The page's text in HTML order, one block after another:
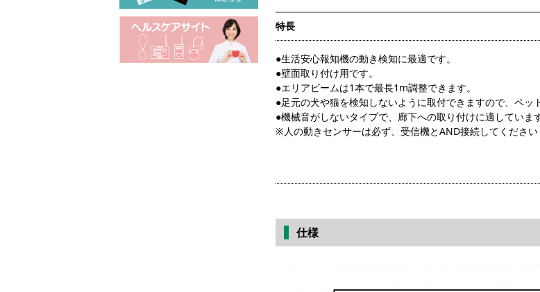
特長
●生活安心報知機の動き検知に最適です。
●壁面取り付け用です。
●エリアビームは1本で最長1m調整できます。
●足元の犬や猫を検知しないように取付できますので、ペッ
●機械音がしないタイプで、廊下への取り付けに適しています
※人の動きセンサーは必ず、受信機とAND接続してください
仕様